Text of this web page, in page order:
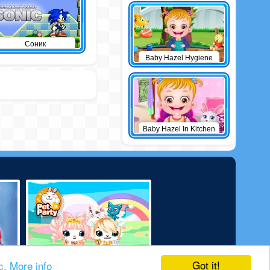
Got it!
More info
Соник
Baby Hazel Hygiene
Care
Baby Hazel In Kitchen